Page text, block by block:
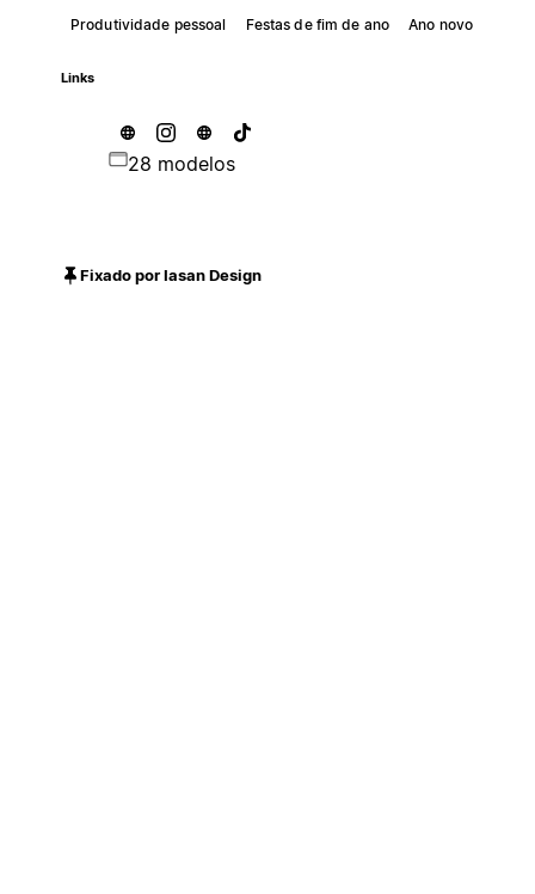
Produtividade pessoal Festas de fim de ano Ano novo
Links
28 modelos
Fixado por Iasan Design